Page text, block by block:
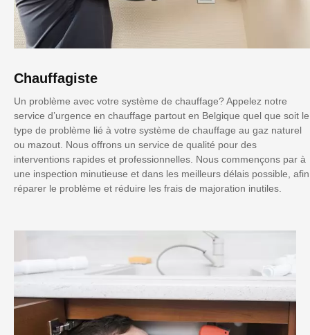
Chauffagiste
Un problème avec votre système de chauffage? Appelez notre
service d’urgence en chauffage partout en Belgique quel que soit le
type de problème lié à votre système de chauffage au gaz naturel
ou mazout. Nous offrons un service de qualité pour des
interventions rapides et professionnelles. Nous commençons par à
une inspection minutieuse et dans les meilleurs délais possible, afin
réparer le problème et réduire les frais de majoration inutiles.